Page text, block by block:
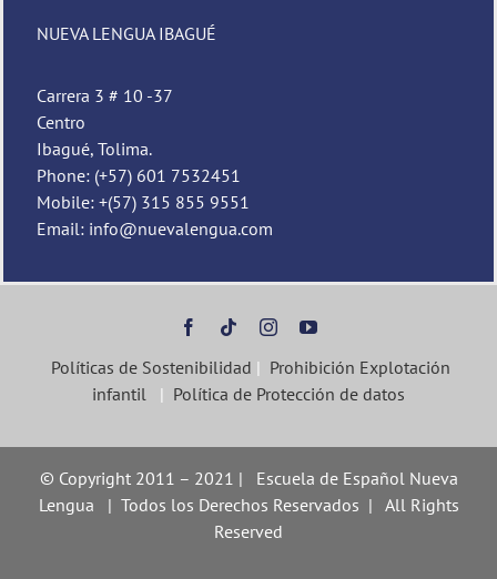
NUEVA LENGUA IBAGUÉ
Carrera 3 # 10 -37
Centro
Ibagué, Tolima.
Phone: (+57) 601 7532451
Mobile: +(57) 315 855 9551
Email: info@nuevalengua.com
Políticas de Sostenibilidad | Prohibición Explotación
infantil | Política de Protección de datos
© Copyright 2011 – 2021 | Escuela de Español Nueva
Lengua | Todos los Derechos Reservados | All Rights
Reserved